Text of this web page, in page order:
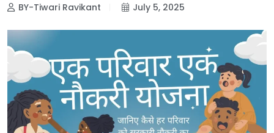
BY-Tiwari Ravikant July 5, 2025